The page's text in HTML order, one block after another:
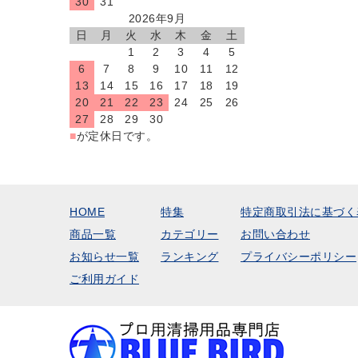
2026年9月
日
月 火 水 木 金
土
1
2 3 4
5
6
7 8 9 10 11
12
13
14 15 16 17 18
19
20
21 22 23 24 25
26
27
28 29
30
■が定休日です。
HOME
商品一覧
お知らせ一覧
ご利用ガイド
特集
カテゴリー
ランキング
特定商取引法に基づ
お問い合わせ
プライバシーポリシー